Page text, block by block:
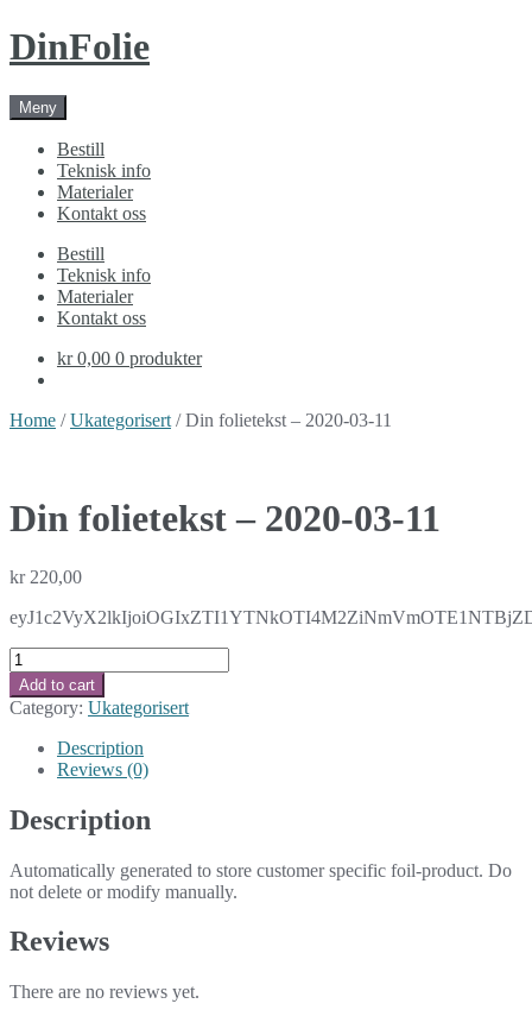
Skip
to
Skip
to
DinFolie
Meny
Bestill
Teknisk info
Materialer
Kontakt oss
Bestill
Teknisk info
Materialer
Kontakt oss
kr 0,00 0 produkter
Home /Ukategorisert / Din folietekst – 2020-03-11
Din folietekst – 2020-03-11
kr220,00
Din
folietekst
-
2020-
quantity
Add to cart
Category: Ukategorisert
Description
Reviews (0)
Description
Automatically generated to store customer specific foil-product. Do
not delete or modify manually.
Reviews
There are no reviews yet.